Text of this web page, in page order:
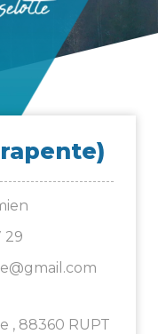
29
, 88360 RUPT